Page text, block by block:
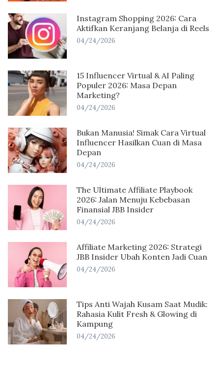
Instagram Shopping 2026: Cara
Aktifkan Keranjang Belanja di Reels
04/24/2026
15 Influencer Virtual & AI Paling
Populer 2026: Masa Depan
Marketing?
04/24/2026
Bukan Manusia! Simak Cara Virtual
Influencer Hasilkan Cuan di Masa
Depan
04/24/2026
The Ultimate Affiliate Playbook
2026: Jalan Menuju Kebebasan
Finansial JBB Insider
04/24/2026
Affiliate Marketing 2026: Strategi
JBB Insider Ubah Konten Jadi Cuan
04/24/2026
Tips Anti Wajah Kusam Saat Mudik:
Rahasia Kulit Fresh & Glowing di
Kampung
04/24/2026